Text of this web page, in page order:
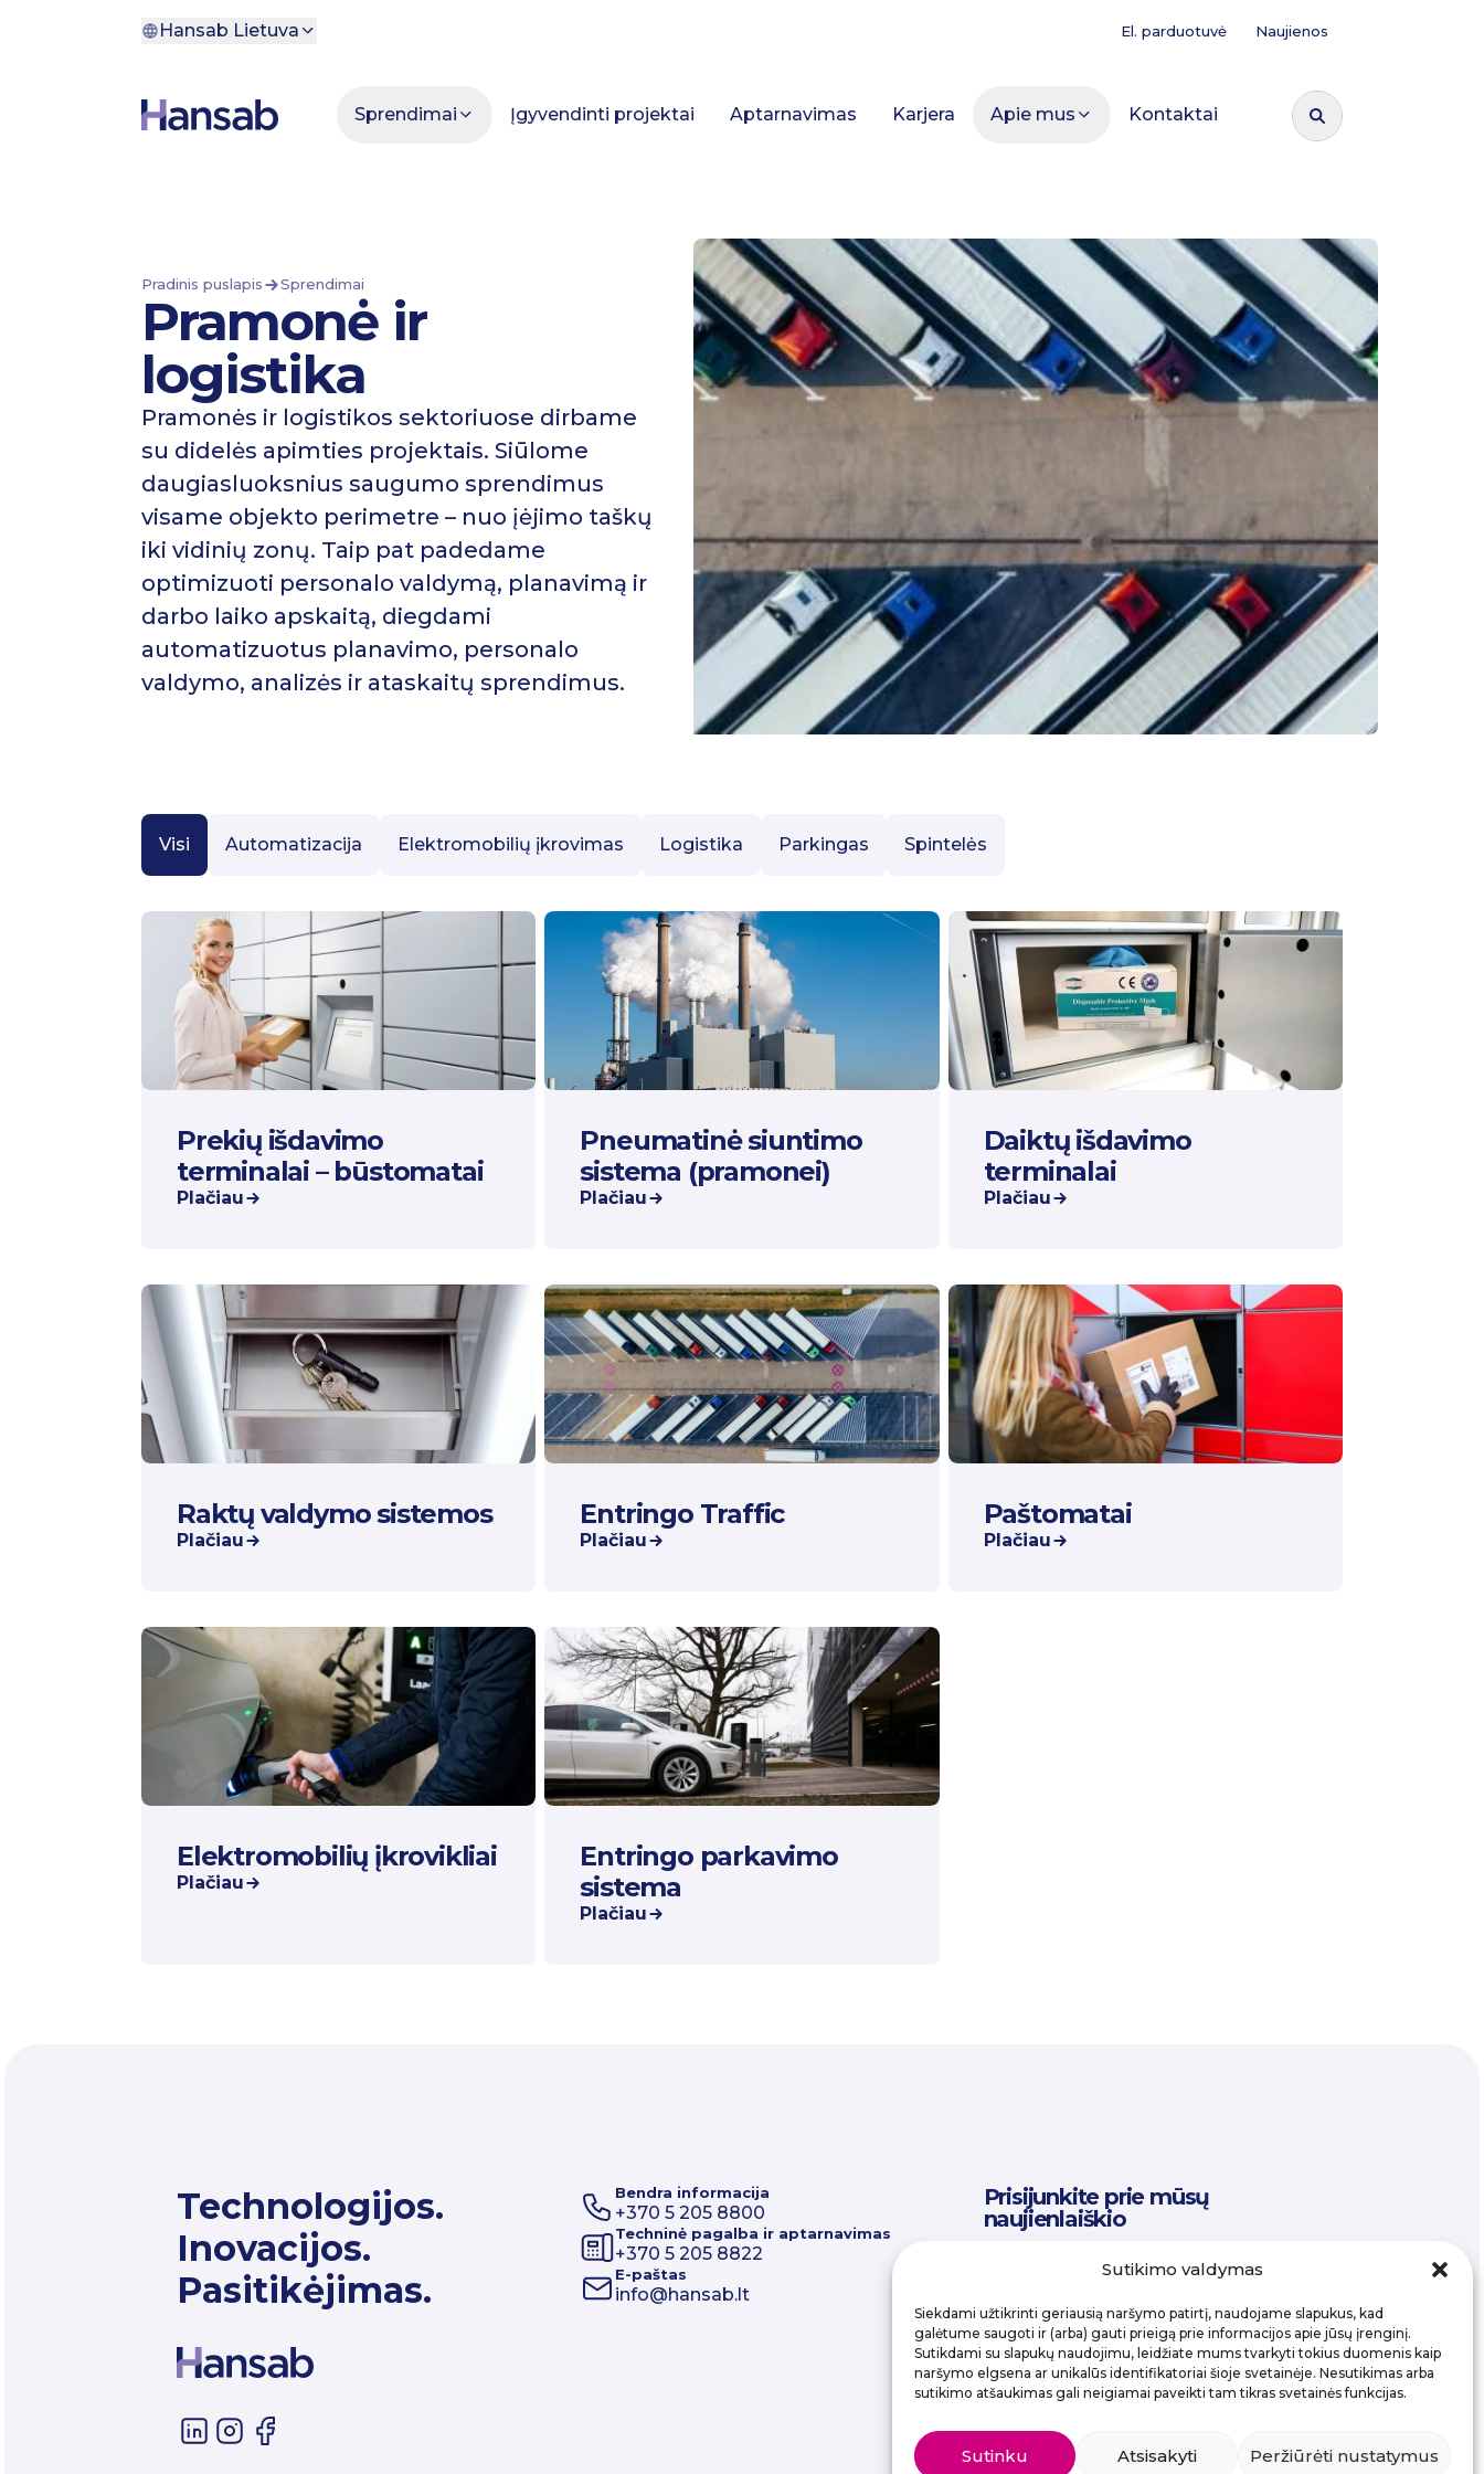
Sutikimo valdymas
Siekdami užtikrinti geriausią naršymo patirtį, naudojame slapukus, kad
galėtume saugoti ir (arba) gauti prieigą prie informacijos apie jūsų įrenginį.
Sutikdami su slapukų naudojimu, leidžiate mums tvarkyti tokius duomenis kaip
naršymo elgsena ar unikalūs identifikatoriai šioje svetainėje. Nesutikimas arba
sutikimo atšaukimas gali neigiamai paveikti tam tikras svetainės funkcijas.
Sutinku Atsisakyti Peržiūrėti nustatymus
Hansab Lietuva
El. parduotuvė Naujienos
Sprendimai Įgyvendinti projektai Aptarnavimas Karjera Apie mus Kontaktai
Ieškoti:
Pradinis puslapis Sprendimai
Pramonė ir
logistika
Pramonės ir logistikos sektoriuose dirbame
su didelės apimties projektais. Siūlome
daugiasluoksnius saugumo sprendimus
visame objekto perimetre – nuo įėjimo taškų
iki vidinių zonų. Taip pat padedame
optimizuoti personalo valdymą, planavimą ir
darbo laiko apskaitą, diegdami
automatizuotus planavimo, personalo
valdymo, analizės ir ataskaitų sprendimus.
Visi Automatizacija Elektromobilių įkrovimas Logistika Parkingas Spintelės
Prekių išdavimo
terminalai – būstomatai
Plačiau
Pneumatinė siuntimo
sistema (pramonei)
Plačiau
Daiktų išdavimo
terminalai
Plačiau
Raktų valdymo sistemos
Plačiau
Entringo Traffic
Plačiau
Paštomatai
Plačiau
Elektromobilių įkrovikliai
Plačiau
Entringo parkavimo
sistema
Plačiau
Technologijos.
Inovacijos.
Pasitikėjimas.
Bendra informacija
+370 5 205 8800
Techninė pagalba ir aptarnavimas
+370 5 205 8822
E-paštas
info@hansab.lt
Prisijunkite prie mūsų
naujienlaiškio